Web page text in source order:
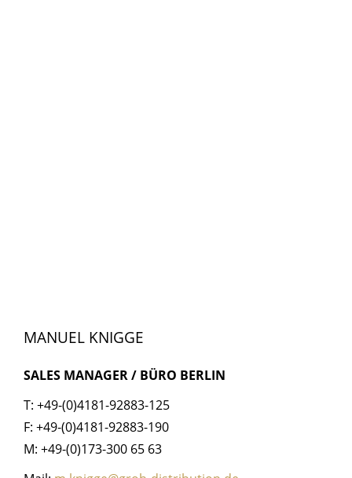
MANUEL KNIGGE
SALES MANAGER / BÜRO BERLIN
T: +49-(0)4181-92883-125
F: +49-(0)4181-92883-190
M: +49-(0)173-300 65 63